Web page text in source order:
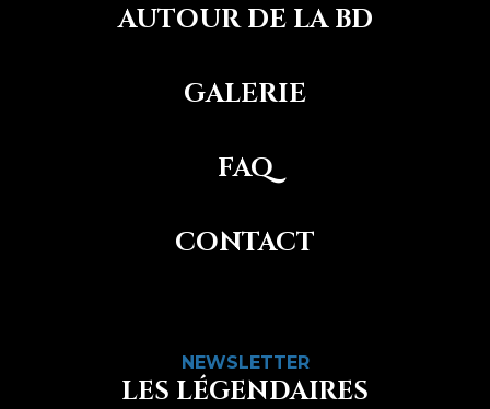
AUTOUR DE LA BD
GALERIE
FAQ
CONTACT
NEWSLETTER
LES LÉGENDAIRES